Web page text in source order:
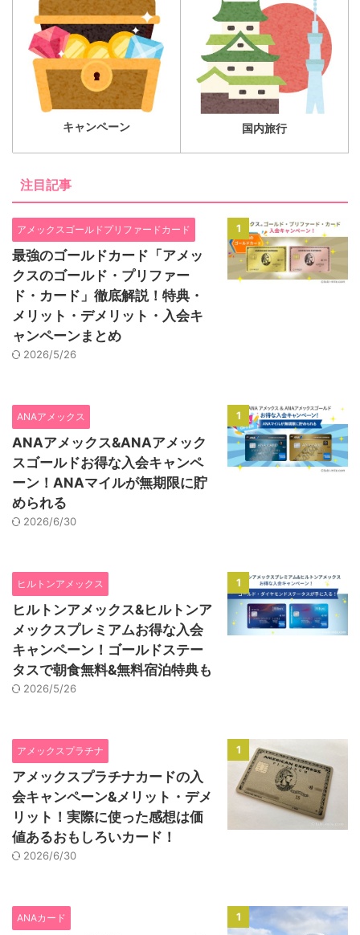
キャンペーン 国内旅行
注目記事
1
アメックスゴールドプリファードカード
最強のゴールドカード「アメッ
クスのゴールド・プリファー
ド・カード」徹底解説！特典・
メリット・デメリット・入会キ
ャンペーンまとめ
2026/5/26
1
ANAアメックス
ANAアメックス&ANAアメック
スゴールドお得な入会キャンペ
ーン！ANAマイルが無期限に貯
められる
2026/6/30
1
ヒルトンアメックス
ヒルトンアメックス&ヒルトンア
メックスプレミアムお得な入会
キャンペーン！ゴールドステー
タスで朝食無料&無料宿泊特典も
2026/5/26
1
アメックスプラチナ
アメックスプラチナカードの入
会キャンペーン&メリット・デメ
リット！実際に使った感想は価
値あるおもしろいカード！
2026/6/30
1
ANAカード